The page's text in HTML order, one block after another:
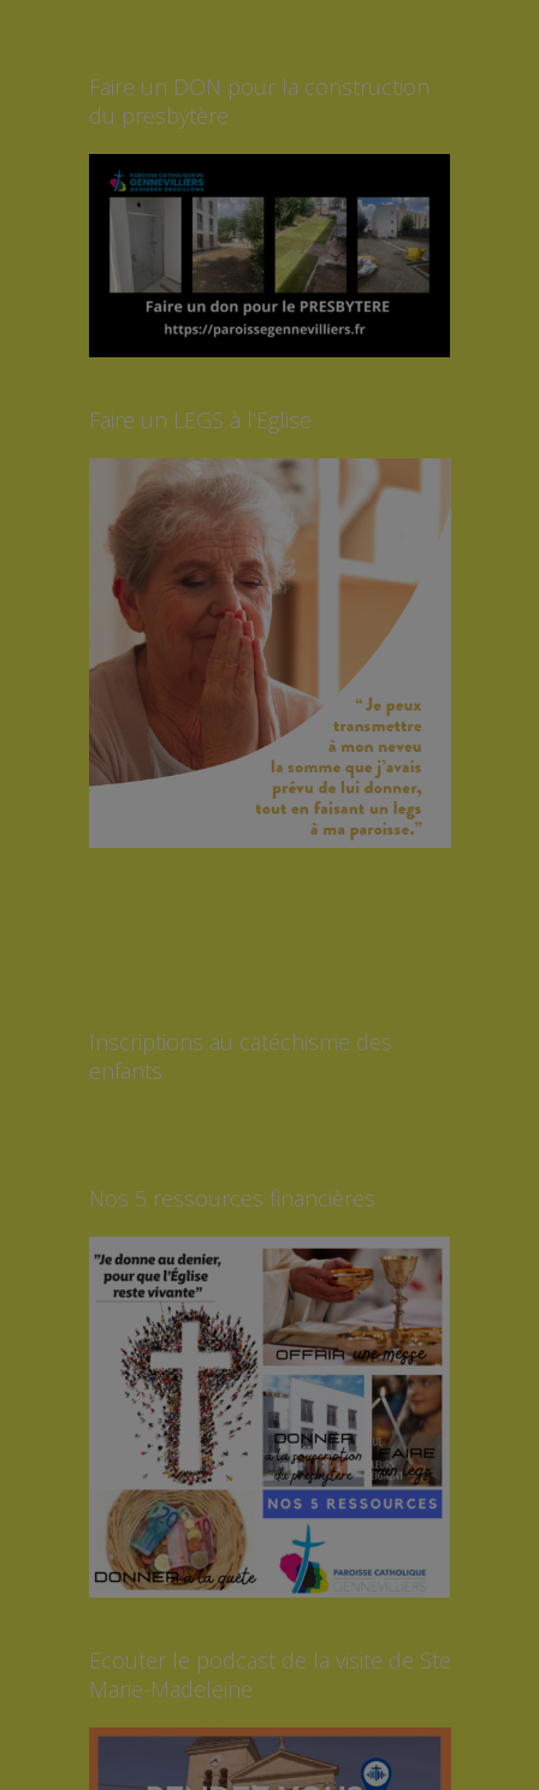
Faire un DON pour la construction
du presbytère
Faire un LEGS à l’Eglise
Inscriptions au catéchisme des
enfants
Nos 5 ressources financières
Ecouter le podcast de la visite de Ste
Marie-Madeleine